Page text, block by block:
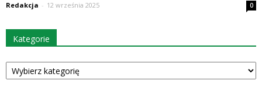
Redakcja - 12 września 2025 0
Kategorie
Kategorie